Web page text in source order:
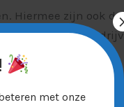
Hiermee zijn ook
met onze